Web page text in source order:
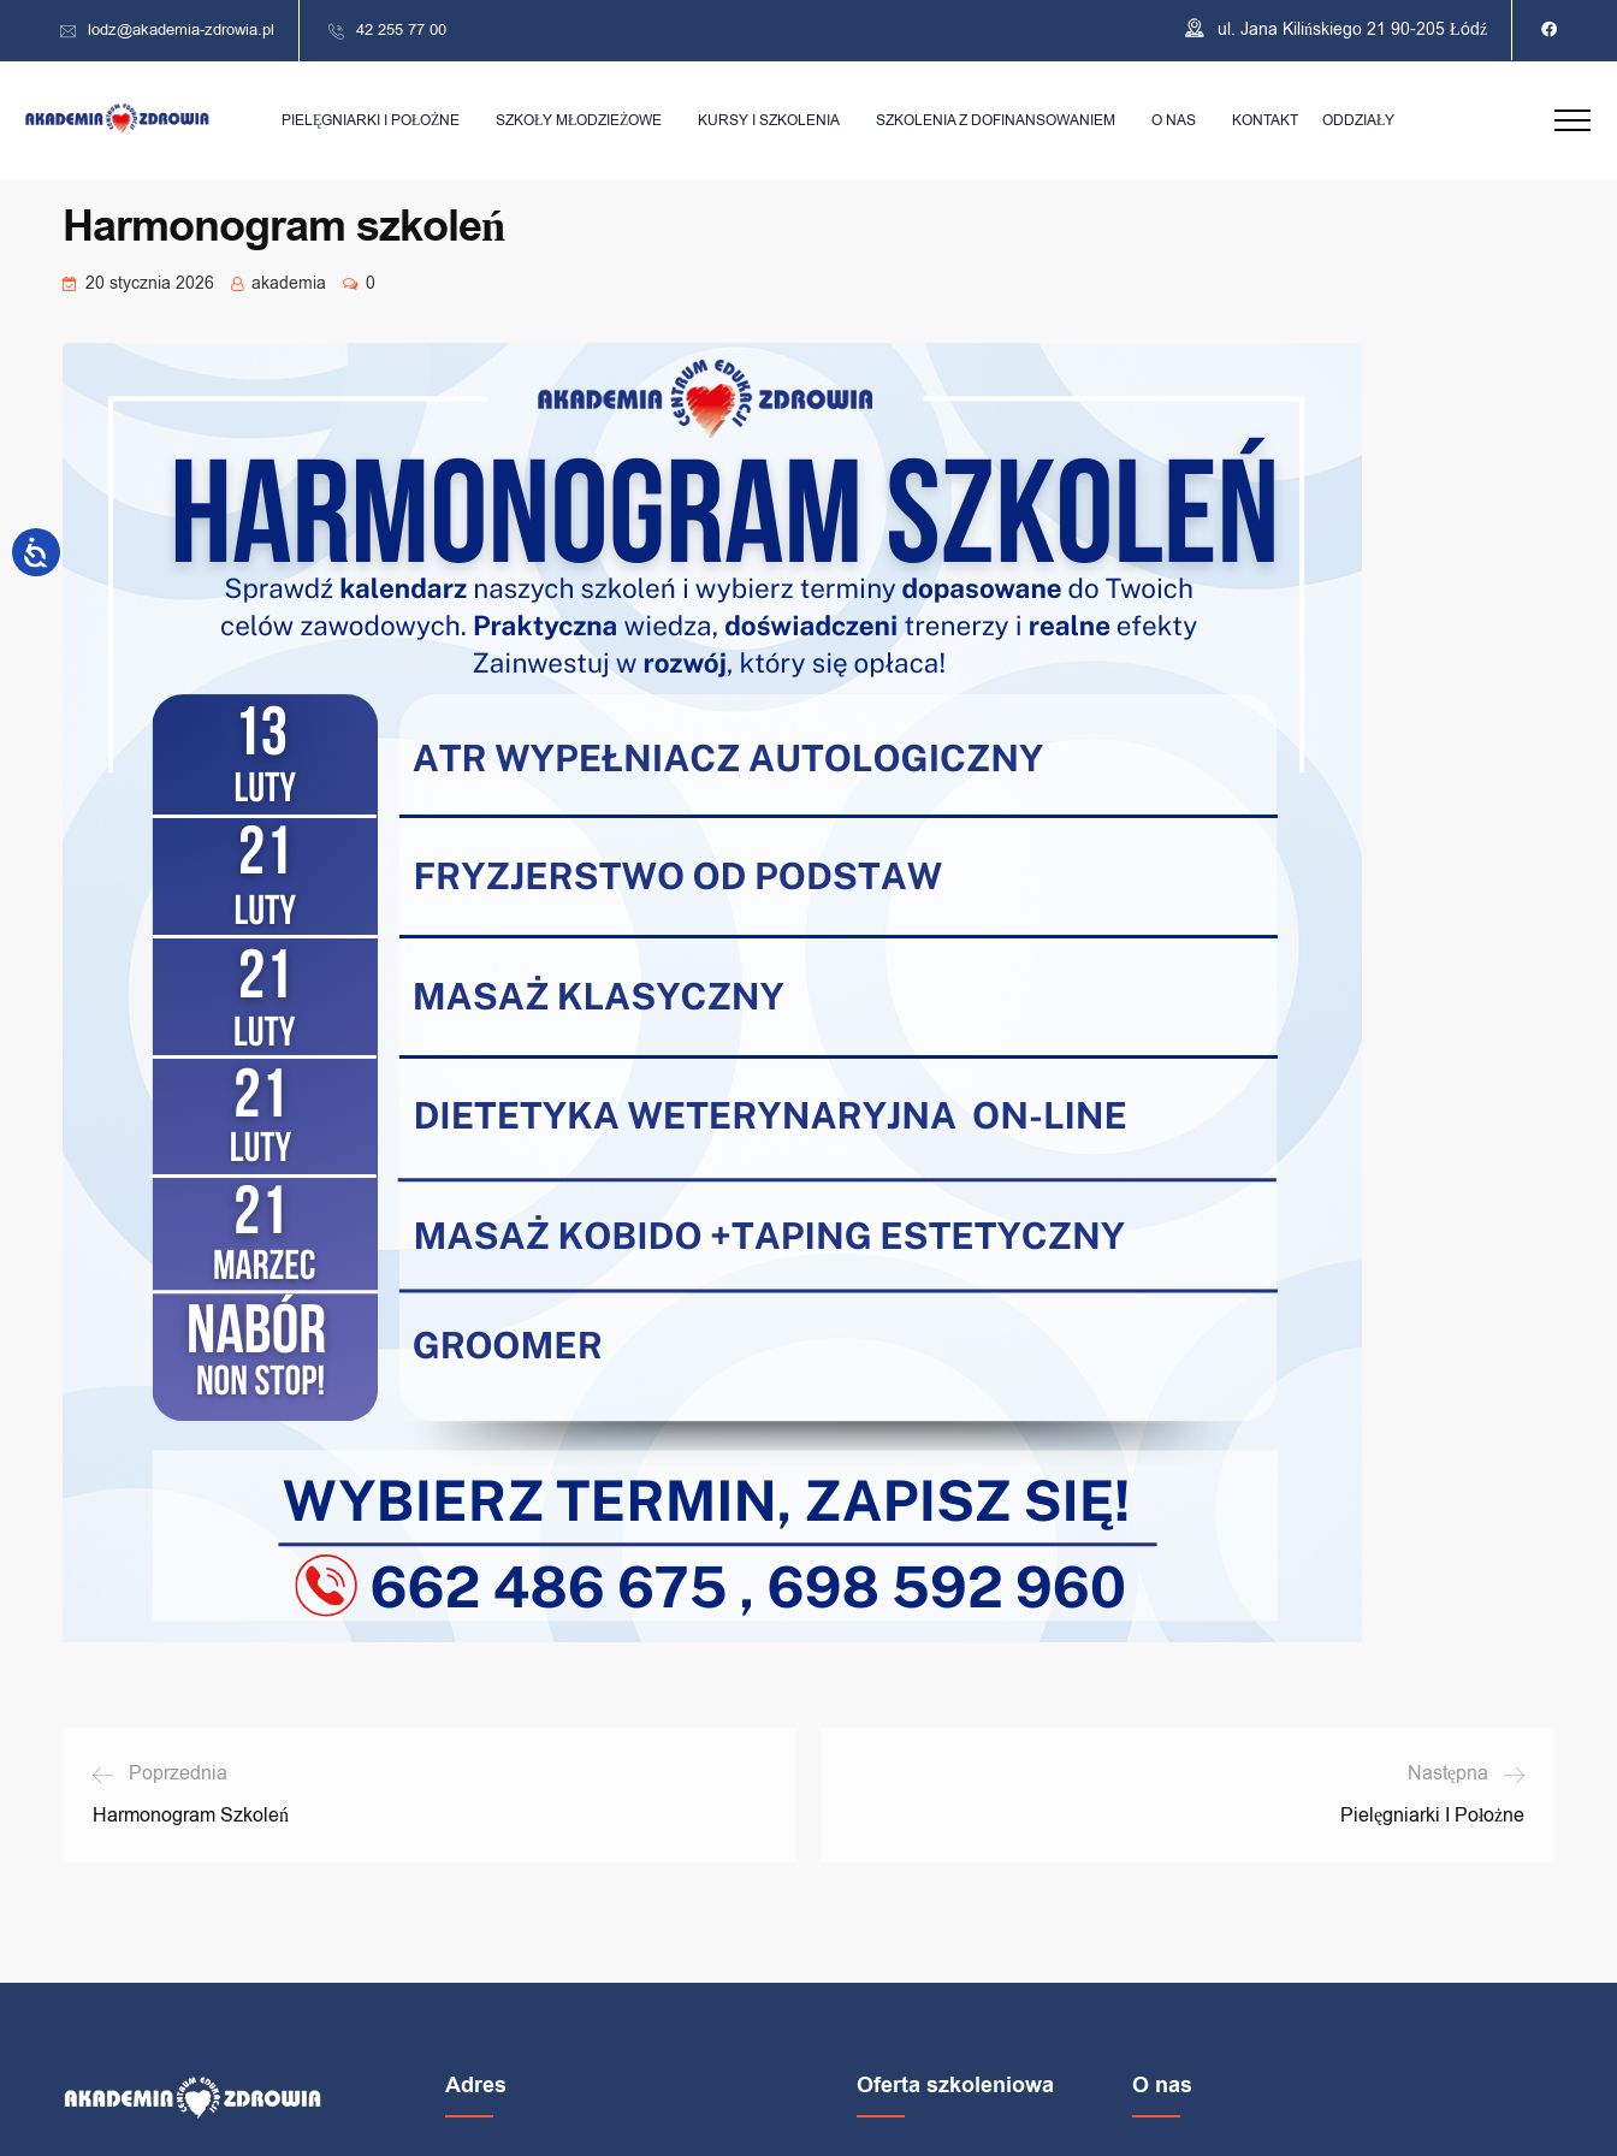
lodz@akademia-zdrowia.pl 42 255 77 00 ul. Jana Kilińskiego 21 90-205 Łódź
PIELĘGNIARKI I POŁOŻNE SZKOŁY MŁODZIEŻOWE KURSY I SZKOLENIA SZKOLENIA Z DOFINANSOWANIEM O NAS KONTAKT ODDZIAŁY
Harmonogram szkoleń
20 stycznia 2026 akademia 0
Poprzednia
Harmonogram Szkoleń
Następna
Pielęgniarki I Położne
Adres Oferta szkoleniowa O nas